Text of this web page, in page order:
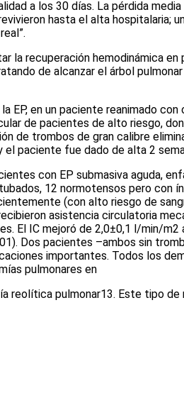
a los 30 días. La pérdida
hasta el alta hospitalaria;
la recuperación hemodinámica
de alcanzar el árbol
en un paciente reanimado
de pacientes de alto riesgo,
de trombos de gran calibre
paciente fue dado de alta 2
con EP submasiva aguda,
12 normotensos pero con
(con alto riesgo de
asistencia circulatoria
El IC mejoró de 2,0±0,1 l/min/m2
Dos pacientes –ambos sin
importantes. Todos los
pulmonares en
reolítica pulmonar13. Este tipo de